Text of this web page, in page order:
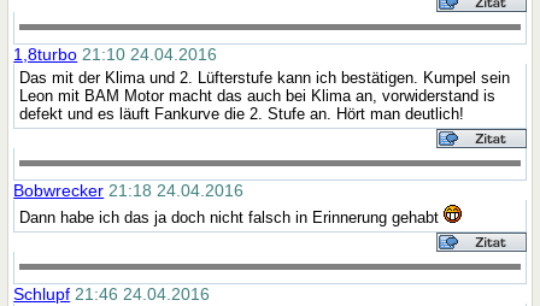
1,8turbo 21:10 24.04.2016
Das mit der Klima und 2. Lüfterstufe kann ich bestätigen. Kumpel sein
Leon mit BAM Motor macht das auch bei Klima an, vorwiderstand is
defekt und es läuft Fankurve die 2. Stufe an. Hört man deutlich!
Bobwrecker 21:18 24.04.2016
Dann habe ich das ja doch nicht falsch in Erinnerung gehabt
Schlupf 21:46 24.04.2016